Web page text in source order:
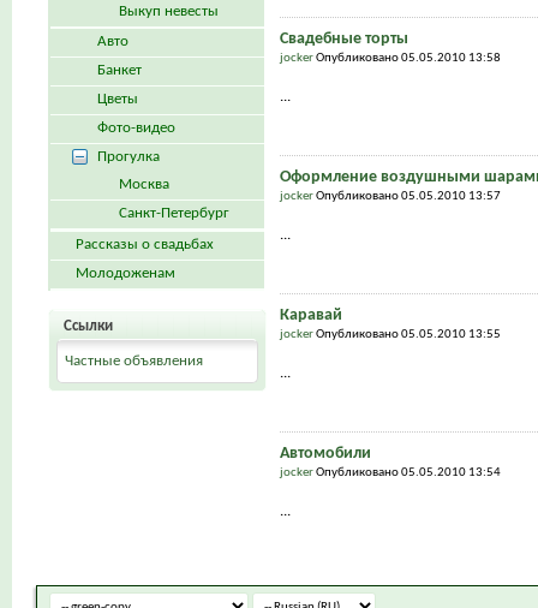
Свадебные торты
jockerОпубликовано 05.05.2010 13:58
...
Оформление воздушными
jockerОпубликовано 05.05.2010 13:57
...
Каравай
jockerОпубликовано 05.05.2010 13:55
...
Автомобили
jockerОпубликовано 05.05.2010 13:54
...
Выкуп невесты
Авто
Банкет
Цветы
Фото-видео
Прогулка
Москва
Санкт-Петербург
Рассказы о свадьбах
Молодоженам
Ссылки
Частные объявления